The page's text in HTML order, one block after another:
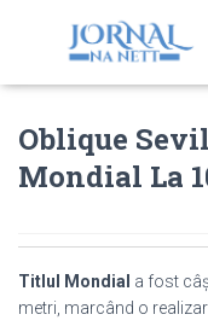
Oblique
Mondial La
Titlul Mondial a fost
metri, marcând o